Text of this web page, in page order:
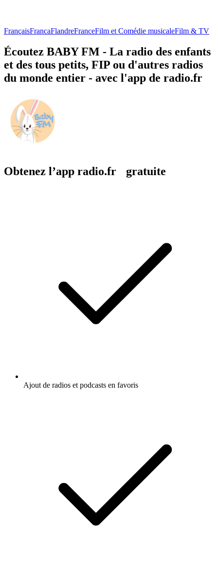
FrançaisFrancaFlandreFranceFilm et Comédie musicaleFilm & TV
Écoutez BABY FM - La radio des enfants
et des tous petits, FIP ou d'autres radios
du monde entier - avec l'app de radio.fr
Obtenez l’app radio.fr gratuite
Ajout de radios et podcasts en favoris